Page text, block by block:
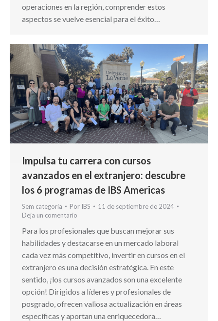
operaciones en la región, comprender estos
aspectos se vuelve esencial para el éxito…
Impulsa tu carrera con cursos
avanzados en el extranjero: descubre
los 6 programas de IBS Americas
Sem categoria Por IBS
11 de septiembre de 2024
Deja un comentario
Para los profesionales que buscan mejorar sus
habilidades y destacarse en un mercado laboral
cada vez más competitivo, invertir en cursos en el
extranjero es una decisión estratégica. En este
sentido, ¡los cursos avanzados son una excelente
opción! Dirigidos a líderes y profesionales de
posgrado, ofrecen valiosa actualización en áreas
específicas y aportan una enriquecedora…